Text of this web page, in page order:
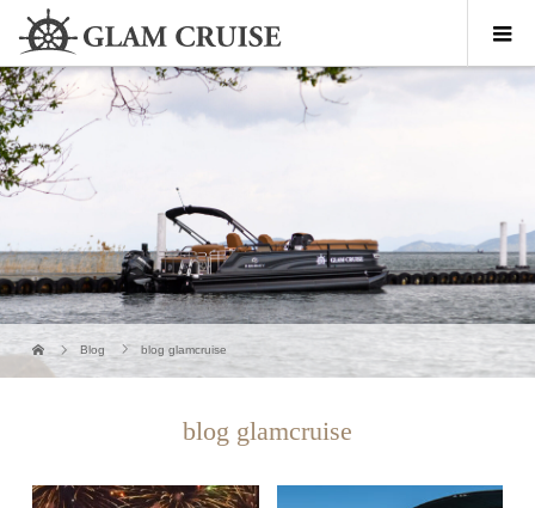
Blog blog glamcruise
blog glamcruise